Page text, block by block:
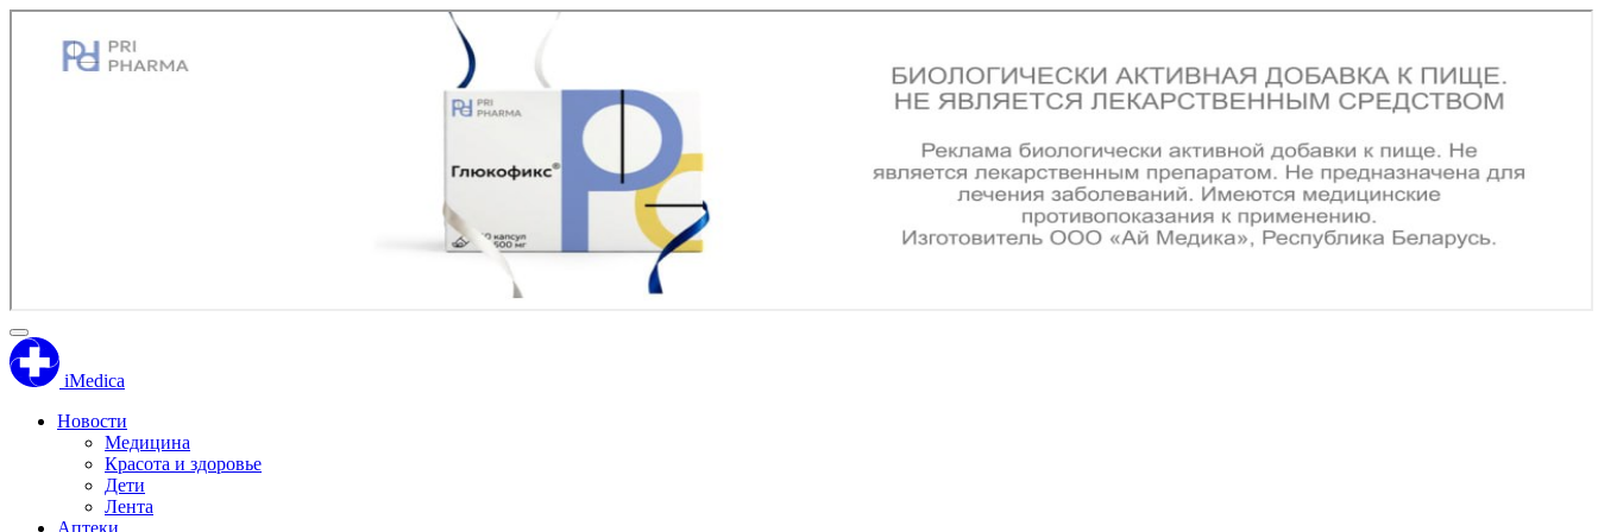
iMedica
Новости
Медицина
Красота и здоровье
Дети
Лента
Аптеки